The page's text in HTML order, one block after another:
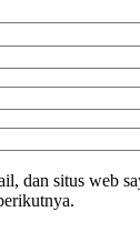
dan situs web